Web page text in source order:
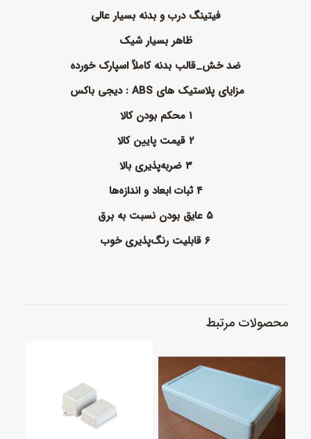
فیتینگ درب و بدنه بسیار عالی
ظاهر بسیار شیک
ضد خش_قالب بدنه کاملاً اسپارک خورده
مزایای پلاستیک های
۱ محکم بودن کالا
۲ قیمت پایین کالا
۳ ضربه‌پذیری بالا
۴ ثبات ابعاد و اندازه‌ها
۵ عایق بودن نسبت به برق
۶ قابلیت رنگ‌پذیری خوب
محصولات مرتبط